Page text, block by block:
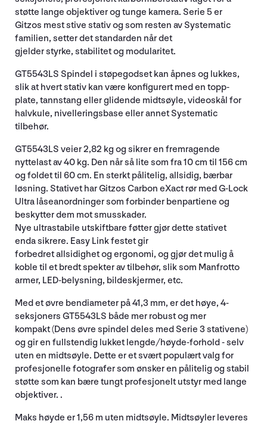
støtte lange objektiver og tunge kamera. Serie 5 er
Gitzos mest stive stativ og som resten av Systematic
familien, setter det standarden når det
gjelder styrke, stabilitet og modularitet.
GT5543LS Spindel i støpegodset kan åpnes og lukkes,
slik at hvert stativ kan være konfigurert med en topp-
plate, tannstang eller glidende midtsøyle, videoskål for
halvkule, nivelleringsbase eller annet Systematic
tilbehør.
GT5543LS veier 2,82 kg og sikrer en fremragende
nyttelast av 40 kg. Den når så lite som fra 10 cm til 156 cm
og foldet til 60 cm. En sterkt pålitelig, allsidig, bærbar
løsning. Stativet har Gitzos Carbon eXact rør med G-Lock
Ultra låseanordninger som forbinder benpartiene og
beskytter dem mot smusskader.
Nye ultrastabile utskiftbare føtter gjør dette stativet
enda sikrere. Easy Link festet gir
forbedret allsidighet og ergonomi, og gjør det mulig å
koble til et bredt spekter av tilbehør, slik som Manfrotto
armer, LED-belysning, bildeskjermer, etc.
Med et øvre bendiameter på 41,3 mm, er det høye, 4-
seksjoners GT5543LS både mer robust og mer
kompakt (Dens øvre spindel deles med Serie 3 stativene)
og gir en fullstendig lukket lengde/høyde-forhold - selv
uten en midtsøyle. Dette er et svært populært valg for
profesjonelle fotografer som ønsker en pålitelig og stabil
støtte som kan bære tungt profesjonelt utstyr med lange
objektiver. .
Maks høyde er 1,56 m uten midtsøyle. Midtsøyler leveres